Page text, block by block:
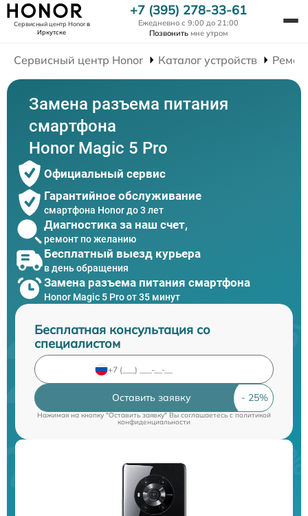
Сервисный центр Honorв
Иркутске
+7 (395) 278-33-61
Ежедневно с 9:00 до 21:00
Позвонить мне утром
Сервисный центр Honor Каталог устройств
Замена разъема питания
смартфона
Honor Magic 5 Pro
Официальный сервис
Гарантийное обслуживание
смартфона Honor до 3 лет
Диагностика за наш счет,
ремонт по желанию
Бесплатный выезд курьера
в день обращения
Замена разъема питания смартфона
Honor Magic 5 Pro от 35 минут
Бесплатная консультация со
специалистом
Оставить заявку
Нажимая на кнопку "Оставить заявку" Вы соглашаетесь cполитикой
конфиденциальности